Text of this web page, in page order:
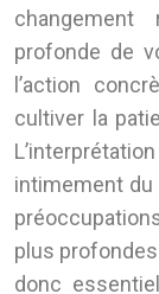
profonde de
l’action
cultiver la
intimement
plus
donc